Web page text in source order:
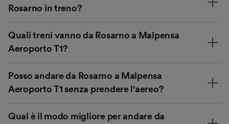
Rosarno in treno?
Quali treni vanno da Rosarno a Malpensa
Aeroporto T1?
Posso andare da Rosarno a Malpensa
Aeroporto T1 senza prendere l'aereo?
Qual è il modo migliore per andare da